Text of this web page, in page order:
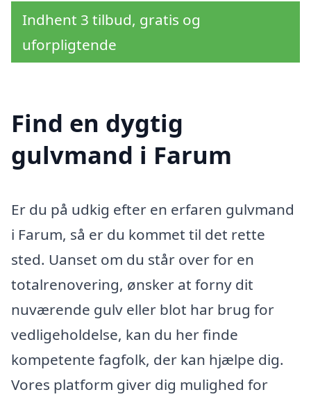
Indhent 3 tilbud, gratis og
uforpligtende
Find en dygtig
gulvmand i Farum
Er du på udkig efter en erfaren gulvmand
i Farum, så er du kommet til det rette
sted. Uanset om du står over for en
totalrenovering, ønsker at forny dit
nuværende gulv eller blot har brug for
vedligeholdelse, kan du her finde
kompetente fagfolk, der kan hjælpe dig.
Vores platform giver dig mulighed for